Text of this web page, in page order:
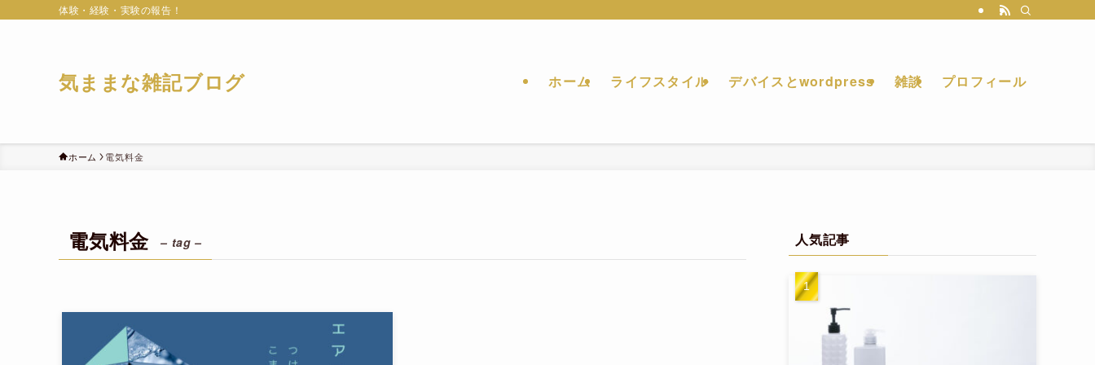
体験・経験・実験の報告！
気ままな雑記ブログ ホーム ライフスタイル デバイスとwordpress 雑談 プロフィール
ホーム 電気料金
電気料金 – tag – 人気記事